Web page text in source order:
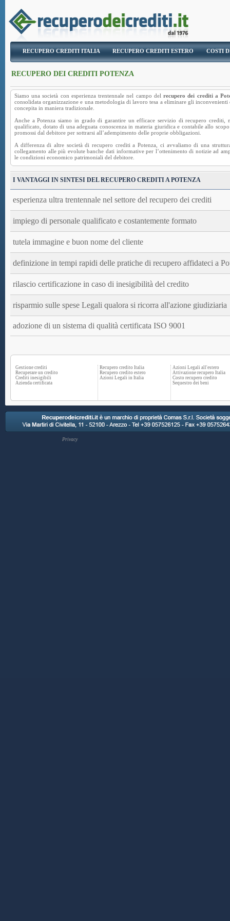
RECUPERO CREDITI ITALIA RECUPERO CREDITI ESTERO COSTI
RECUPERO DEI CREDITI POTENZA
Siamo una società con esperienza trentennale nel campo delrecupero dei crediti a
consolidata organizzazione e una metodologia di lavoro tesa a eliminare gli
concepita in maniera tradizionale.
Anche a Potenza siamo in grado di garantire un efficace servizio di recupero crediti,
qualificato, dotato di una adeguata conoscenza in materia giuridica e contabile allo
promossi dal debitore per sottrarsi all’adempimento delle proprie obbligazioni.
A differenza di altre società di recupero crediti a Potenza, ci avvaliamo di una
collegamento alle più evolute banche dati informative per l’ottenimento di notizie ad
le condizioni economico patrimoniali del debitore.
I VANTAGGI IN SINTESI DEL RECUPERO CREDITI A POTENZA
esperienza ultra trentennale nel settore del recupero dei crediti
impiego di personale qualificato e costantemente formato
tutela immagine e buon nome del cliente
definizione in tempi rapidi delle pratiche di recupero affidateci a
rilascio certificazione in caso di inesigibilità del credito
risparmio sulle spese Legali qualora si ricorra all'azione giudiziaria
adozione di un sistema di qualità certificata ISO 9001
Gestione crediti
Recuperare un credito
Crediti inesigibili
Azienda certificata
Recupero credito Italia
Recupero credito estero
Azioni Legali in Italia
Azioni Legali all'estero
Attivazione recupero Italia
Costo recupero credito
Sequestro dei beni
Privacy